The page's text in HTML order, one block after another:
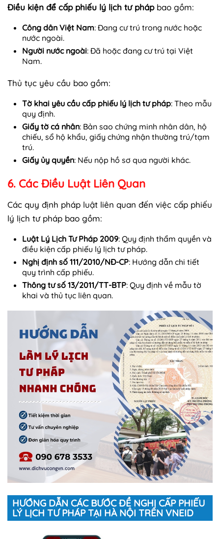
Điều kiện để cấp phiếu lý lịch tư phápbao gồm:
Công dân Việt Nam: Đang cư trú trong nước hoặc
nước ngoài.
Người nước ngoài: Đã hoặc đang cư trú tại Việt
Nam.
Thủ tục yêu cầu bao gồm:
Tờ khai yêu cầu cấp phiếu lý lịch tư pháp: Theo mẫu
quy định.
Giấy tờ cá nhân: Bản sao chứng minh nhân dân, hộ
chiếu, sổ hộ khẩu, giấy chứng nhận thường trú/tạm
trú.
Giấy ủy quyền: Nếu nộp hồ sơ qua người khác.
6. Các Điều Luật Liên Quan
Các quy định pháp luật liên quan đến việc cấp phiếu
lý lịch tư pháp bao gồm:
Luật Lý Lịch Tư Pháp 2009: Quy định thẩm quyền và
điều kiện cấp phiếu lý lịch tư pháp.
Nghị định số 111/2010/NĐ-CP: Hướng dẫn chi tiết
quy trình cấp phiếu.
Thông tư số 13/2011/TT-BTP: Quy định về mẫu tờ
khai và thủ tục liên quan.
HƯỚNG DẪN CÁC BƯỚC ĐỀ NGHỊ CẤP PHIẾU
LÝ LỊCH TƯ PHÁP TẠI HÀ NỘI TRÊN VNEID